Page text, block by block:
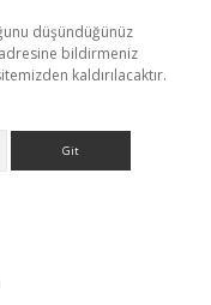
düşündüğünüz
adresine bildirmeniz
kaldırılacaktır.